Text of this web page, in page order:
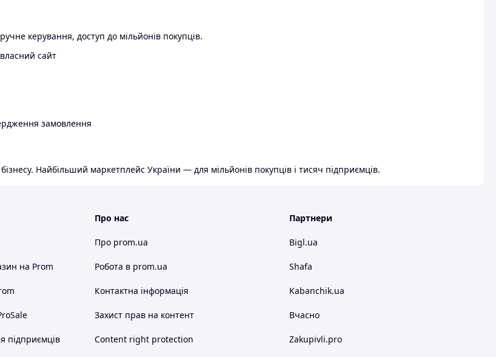
керування, доступ до мільйонів покупців.
сайт
замовлення
Найбільший маркетплейс України — для мільйонів покупців і тисяч підприємців.
на Prom
підприємців
Про нас
Про prom.ua
Робота в prom.ua
Контактна інформація
Захист прав на контент
Content right protection
Партнери
Bigl.ua
Shafa
Kabanchik.ua
Вчасно
Zakupivli.pro